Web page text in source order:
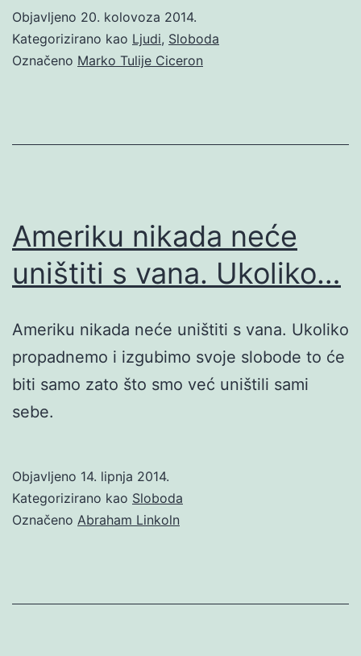
Objavljeno 20. kolovoza 2014.
Kategorizirano kao Ljudi, Sloboda
Označeno Marko Tulije Ciceron
Ameriku nikada neće
uništiti s vana. Ukoliko…
Ameriku nikada neće uništiti s vana. Ukoliko
propadnemo i izgubimo svoje slobode to će
biti samo zato što smo već uništili sami
sebe.
Objavljeno 14. lipnja 2014.
Kategorizirano kao Sloboda
Označeno Abraham Linkoln